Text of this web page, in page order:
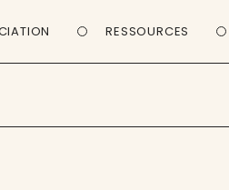
RESSOURCES